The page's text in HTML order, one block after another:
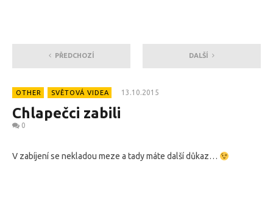
PŘEDCHOZÍ DALŠÍ
OTHER SVĚTOVÁ VIDEA 13.10.2015
Chlapečci zabili
0
V zabíjení se nekladou meze a tady máte další důkaz…